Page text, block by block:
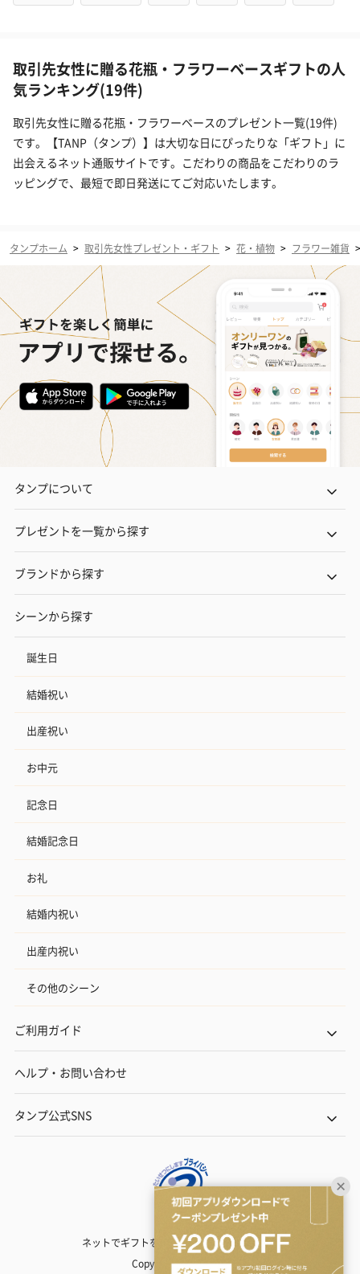
取引先女性に贈る花瓶・フラワーベースギフトの人
気ランキング(19件)
取引先女性に贈る花瓶・フラワーベースのプレゼント一覧(19件)
です。【TANP（タンプ）】は大切な日にぴったりな「ギフト」に
出会えるネット通販サイトです。こだわりの商品をこだわりのラ
ッピングで、最短で即日発送にてご対応いたします。
タンプホーム > 取引先女性プレゼント・ギフト > 花・植物 > フラワー雑貨
タンプについて
プレゼントを一覧から探す
ブランドから探す
シーンから探す
誕生日
結婚祝い
出産祝い
お中元
記念日
結婚記念日
お礼
結婚内祝い
出産内祝い
その他のシーン
ご利用ガイド
ヘルプ・お問い合わせ
タンプ公式SNS
ネットでギフトを贈るなら | TANP（タンプ）
Copyright© TANP Inc.